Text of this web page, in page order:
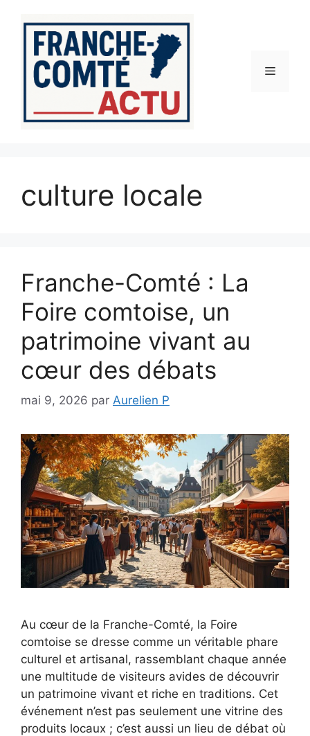
contenu
Menu
culture locale
Franche-Comté : La
Foire comtoise, un
patrimoine vivant au
cœur des débats
mai 9, 2026 par Aurelien P
Au cœur de la Franche-Comté, la Foire
comtoise se dresse comme un véritable phare
culturel et artisanal, rassemblant chaque année
une multitude de visiteurs avides de découvrir
un patrimoine vivant et riche en traditions. Cet
événement n’est pas seulement une vitrine des
produits locaux ; c’est aussi un lieu de débat où